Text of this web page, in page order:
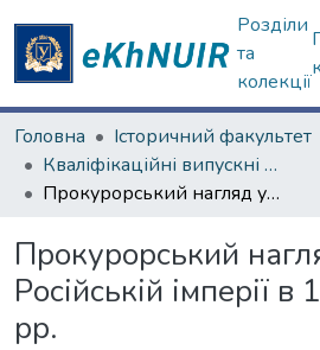
Розділи
та
колекції
Головна
Історичний факультет
Кваліфікаційні випускні роботи бакалаврів. Історичний факультет
Прокурорський нагляд у Російській імперії в 1722–1864 рр.
Прокурорський
Російській імперії
рр.